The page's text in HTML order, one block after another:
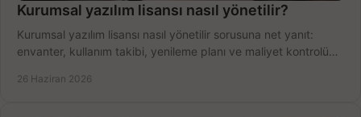
Kurumsal yazılım lisansı nasıl yönetilir?
Kurumsal yazılım lisansı nasıl yönetilir sorusuna net yanıt:
envanter, kullanım takibi, yenileme planı ve maliyet kontrolü
26 Haziran 2026